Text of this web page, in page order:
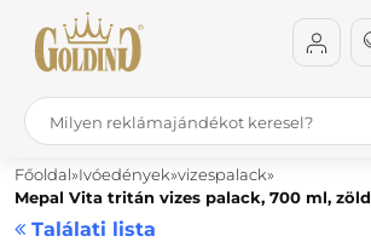
Főoldal Ivóedények vizespalack
Mepal Vita tritán vizes palack, 700 ml, zöld
Találati lista